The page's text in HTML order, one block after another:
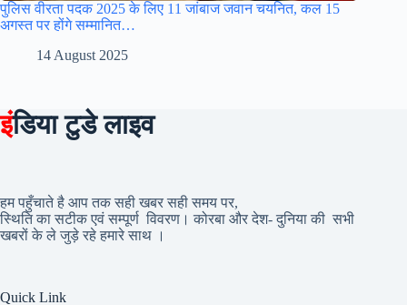
पुलिस वीरता पदक 2025 के लिए 11 जांबाज जवान चयनित, कल 15
अगस्त पर होंगे सम्मानित…
14 August 2025
इंडिया टुडे लाइव
हम पहुँचाते है आप तक सही खबर सही समय पर,
स्थिति का सटीक एवं सम्पूर्ण विवरण। कोरबा और देश- दुनिया की सभी
खबरों के ले जुड़े रहे हमारे साथ ।
Quick Link